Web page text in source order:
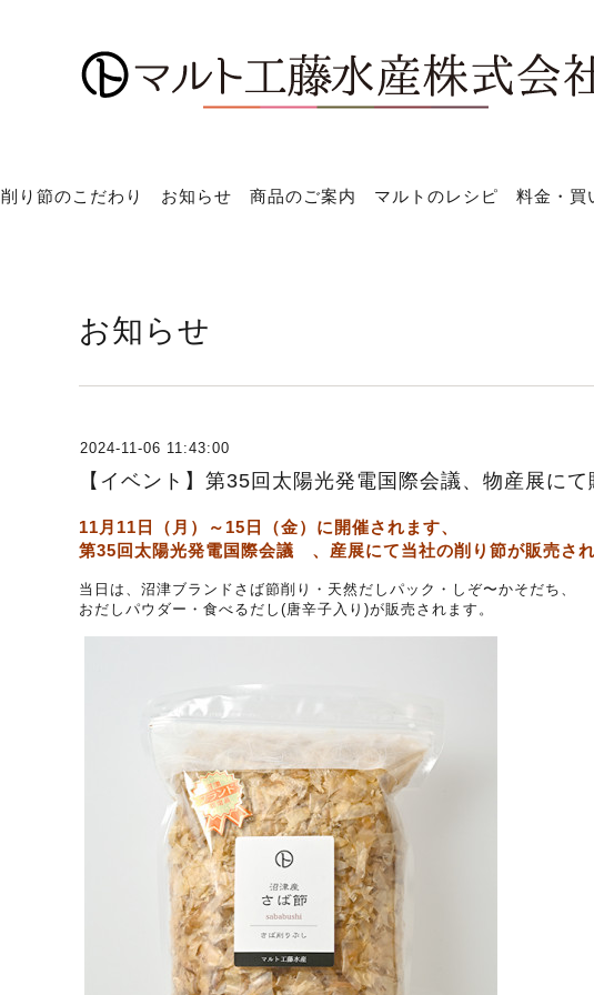
削り節のこだわり お知らせ 商品のご案内 マルトのレシピ 料金・買
お知らせ
2024-11-06 11:43:00
【イベント】第35回太陽光発電国際会議、物産展にて
11月11日（月）～15日（金）に開催されます、
第35回太陽光発電国際会議 、産展にて当社の削り節が販売さ
当日は、沼津ブランドさば節削り・天然だしパック・しぞ〜かそだち、
おだしパウダー・食べるだし(唐辛子入り)が販売されます。